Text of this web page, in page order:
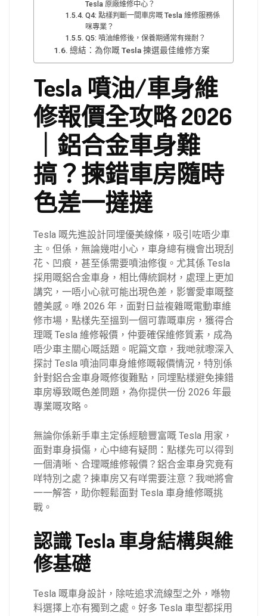
Tesla 原廠維修中心？
Q4: 點樣判斷一間車房嘅 Tesla 維修服務係
咪專業？
Q5: 噴油維修後，保養期通常有幾耐？
總結：為你嘅 Tesla 揀選最佳維修方案
Tesla 噴油/車身維
修報價全攻略 2026
｜鋁合金車身難
搞？揀錯車房隨時
色差一撻撻
Tesla 嘅先進設計同埋優美線條，吸引咗唔少車
主。但係，無論幾咁小心，車身總有機會出現刮
花、凹痕，甚至係需要噴油修復。尤其係 Tesla
採用嘅鋁合金車身，相比傳統鋼材，處理上更加
講究，一唔小心就可能出現色差，影響愛車嘅整
體美感。喺 2026 年，面對日益複雜嘅電動車維
修市場，點樣先至搵到一個可靠嘅車房，獲得合
理嘅 Tesla 維修報價，仲要確保維修質素，成為
唔少車主關心嘅話題。呢篇文章，我哋就嚟深入
探討 Tesla 噴油同車身維修嘅報價情況，特別係
針對鋁合金車身嘅修復難點，同埋點樣避免揀錯
車房導致嘅色差問題，為你提供一份 2026 年最
專業嘅攻略。
無論你係新手車主定係經驗豐富嘅 Tesla 用家，
面對車身損傷，心中總有疑問：點樣先可以得到
一個清晰、合理嘅維修報價？鋁合金車身究竟有
咩特別之處？揀車房又有咩需要注意？我哋將會
一一解答，助你輕鬆面對 Tesla 車身維修嘅挑
戰。
認識 Tesla 車身結構與維
修基礎
Tesla 嘅車身設計，除咗追求流線型之外，喺物
料選擇上亦有獨到之處。好多 Tesla 車型都採用